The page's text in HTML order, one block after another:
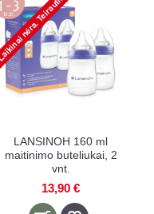
LANSINOH 160 ml
maitinimo buteliukai, 2
vnt.
13,90 €